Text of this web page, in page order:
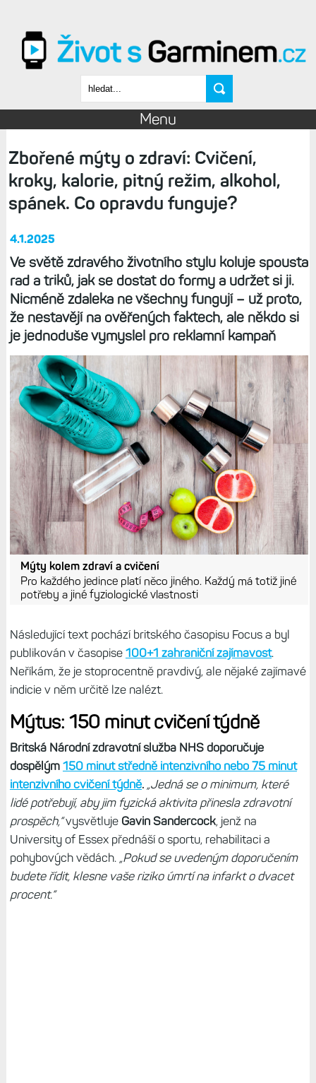
Vyhledávání
Menu
Zbořené mýty o zdraví: Cvičení,
kroky, kalorie, pitný režim, alkohol,
spánek. Co opravdu funguje?
4.1.2025
Ve světě zdravého životního stylu koluje spousta
rad a triků, jak se dostat do formy a udržet si ji.
Nicméně zdaleka ne všechny fungují – už proto,
že nestavějí na ověřených faktech, ale někdo si
je jednoduše vymyslel pro reklamní kampaň
Mýty kolem zdraví a cvičení
Pro každého jedince platí něco jiného. Každý má totiž jiné
potřeby a jiné fyziologické vlastnosti
Následující text pochází britského časopisu Focus a byl
publikován v časopise 100+1 zahraniční zajímavost.
Neříkám, že je stoprocentně pravdivý, ale nějaké zajímavé
indicie v něm určitě lze nalézt.
Mýtus: 150 minut cvičení týdně
Britská Národní zdravotní služba NHS doporučuje
dospělým 150 minut středně intenzivního nebo 75 minut
intenzivního cvičení týdně. „Jedná se o minimum, které
lidé potřebují, aby jim fyzická aktivita přinesla zdravotní
prospěch,“vysvětluje Gavin Sandercock, jenž na
University of Essex přednáší o sportu, rehabilitaci a
pohybových vědách. „Pokud se uvedeným doporučením
budete řídit, klesne vaše riziko úmrtí na infarkt o dvacet
procent.“